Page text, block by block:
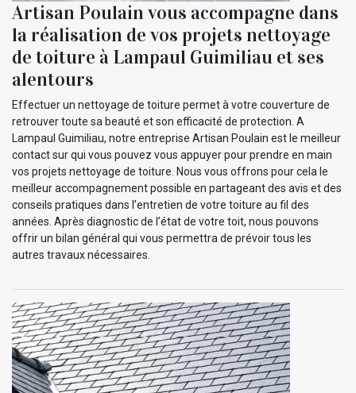
Artisan Poulain vous accompagne dans
la réalisation de vos projets nettoyage
de toiture à Lampaul Guimiliau et ses
alentours
Effectuer un nettoyage de toiture permet à votre couverture de
retrouver toute sa beauté et son efficacité de protection. A
Lampaul Guimiliau, notre entreprise Artisan Poulain est le meilleur
contact sur qui vous pouvez vous appuyer pour prendre en main
vos projets nettoyage de toiture. Nous vous offrons pour cela le
meilleur accompagnement possible en partageant des avis et des
conseils pratiques dans l’entretien de votre toiture au fil des
années. Après diagnostic de l’état de votre toit, nous pouvons
offrir un bilan général qui vous permettra de prévoir tous les
autres travaux nécessaires.